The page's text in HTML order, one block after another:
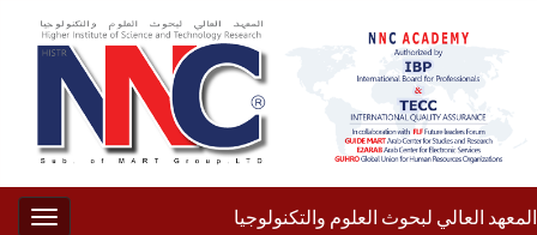
المعهد العالي لبحوث العلوم والتكنولوجيا